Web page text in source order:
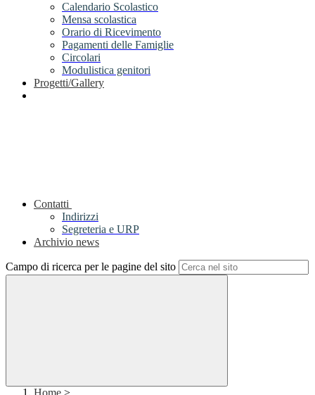
Calendario Scolastico
Mensa scolastica
Orario di Ricevimento
Pagamenti delle Famiglie
Circolari
Modulistica genitori
Progetti/Gallery
Contatti
Indirizzi
Segreteria e URP
Archivio news
Campo di ricerca per le pagine del sito